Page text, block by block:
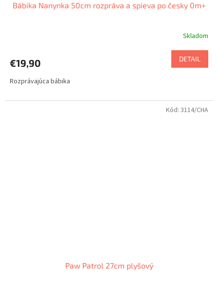
Bábika Nanynka 50cm rozpráva a spieva po česky 0m+
Skladom
€19,90 DETAIL
Rozprávajúca bábika
Paw Patrol 27cm plyšový
Kód: 3114/CHA